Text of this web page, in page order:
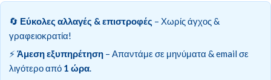
🔄 Εύκολες αλλαγές & επιστροφές – Χωρίς άγχος &
γραφειοκρατία!
⚡ Άμεση εξυπηρέτηση – Απαντάμε σε μηνύματα & email σε
λιγότερο από 1 ώρα.